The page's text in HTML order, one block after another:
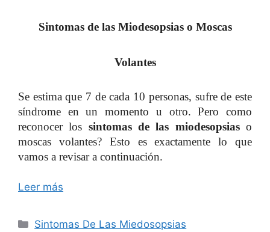
Sintomas de las Miodesopsias o Moscas
Volantes
Se estima que 7 de cada 10 personas, sufre de este
síndrome en un momento u otro. Pero como
reconocer los sintomas de las miodesopsiaso
moscas volantes? Esto es exactamente lo que
vamos a revisar a continuación.
Leer más
Categorías
Sintomas De Las Miedosopsias